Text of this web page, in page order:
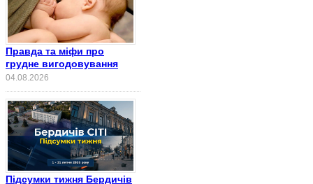
Правда та міфи про
грудне вигодовування
04.08.2026
Підсумки тижня Бердичів